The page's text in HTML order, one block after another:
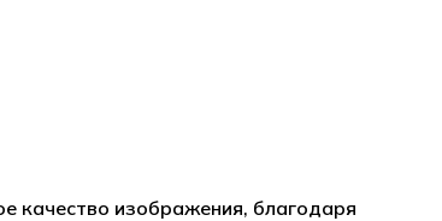
качество изображения, благодаря